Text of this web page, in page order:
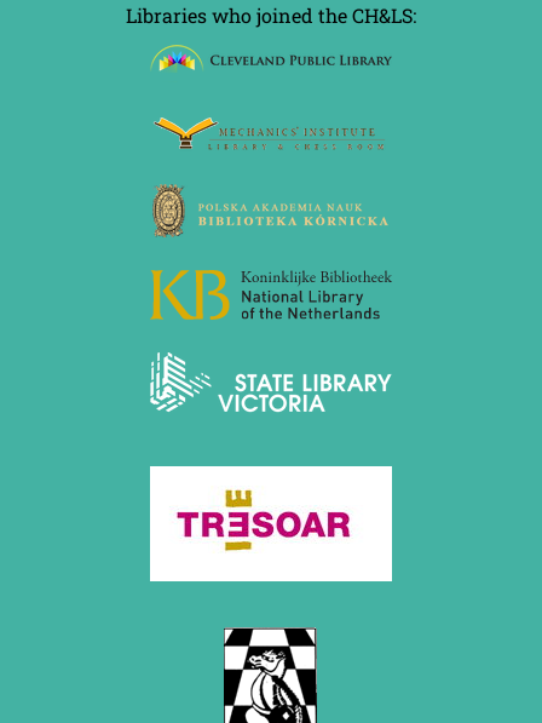
Libraries who joined the CH&LS: